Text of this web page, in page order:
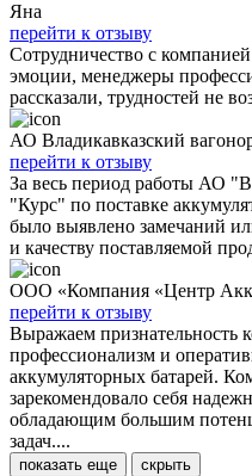
Яна
перейти к отзыву
Сотрудничество с
эмоции, менеджеры
рассказали, трудностей не
АО Владикавказский
перейти к отзыву
За весь период работы АО
"Курс" по поставке
было выявлено замечаний
и качеству поставляемой
ООО «Компания «Центр
перейти к отзыву
Выражаем
профессионализм и
аккумуляторных батарей.
зарекомендовало себя
обладающим большим
задач....
показать еще скрыть